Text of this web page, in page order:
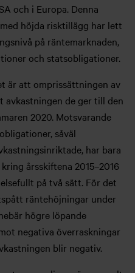
och i Europa. Denna
höjda risktillägg har lett
på räntemarknaden,
och statsobligationer.
är att omprissättningen av
de ger till den
2020. Motsvarande
såväl
har bara
årsskiftena 2015–2016
på två sätt. För det
räntehöjningar under
högre löpande
negativa överraskningar
blir negativ.